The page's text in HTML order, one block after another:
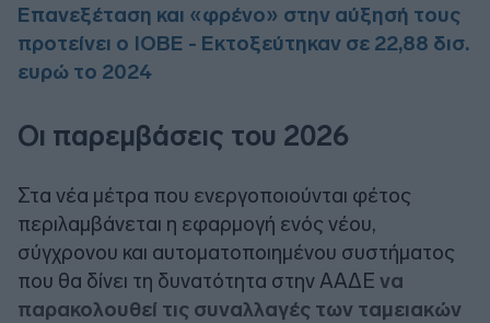
Επανεξέταση και «φρένο» στην αύξησή τους
προτείνει ο ΙΟΒΕ - Eκτοξεύτηκαν σε 22,88 δισ.
ευρώ το 2024
Οι παρεμβάσεις του 2026
Στα νέα μέτρα που ενεργοποιούνται φέτος
περιλαμβάνεται η εφαρμογή ενός νέου,
σύγχρονου και αυτοματοποιημένου συστήματος
που θα δίνει τη δυνατότητα στην ΑΑΔΕ να
παρακολουθεί τις συναλλαγές των ταμειακών